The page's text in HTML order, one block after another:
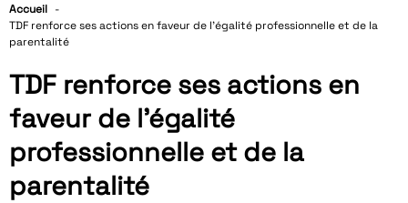
Accueil
TDF renforce ses actions en faveur de l’égalité professionnelle et de la
parentalité
TDF renforce ses actions en
faveur de l’égalité
professionnelle et de la
parentalité